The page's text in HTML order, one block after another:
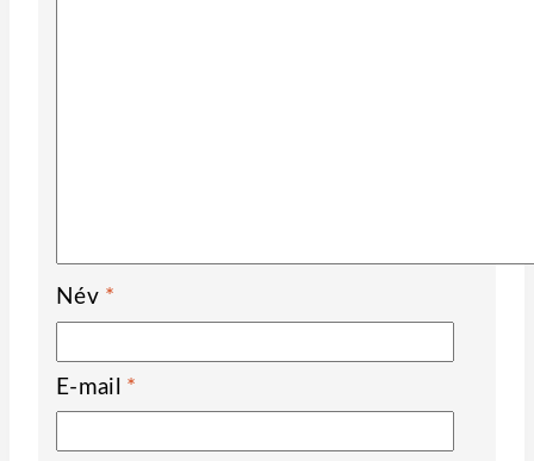
Név *
E-mail *